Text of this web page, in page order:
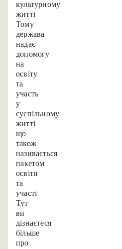
культурному
житті.
Тому
держава
надає
допомогу
на
освіту
та
участь
у
суспільному
житті,
що
також
називається
«пакетом
освіти
та
участі».
Тут
ви
дізнаєтеся
більше
про